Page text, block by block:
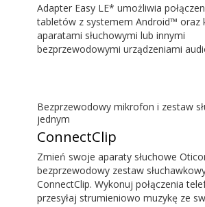
Adapter Easy LE* umożliwia
tabletów z systemem Android™ oraz
aparatami słuchowymi lub innymi
bezprzewodowymi urządzeniami
prowadzić rozmowy telefoniczne i
angażowania rąk. Upewnij się, czy
korzystać z adaptera Easy LE – Twoje
słuchowe lub inne bezprzewodowe
audio muszą obsługiwać standard LE
Adapter nie będzie działać z
tabletów z gniazdem jack 3.5 mm,
producentów decyduje się na
Bezprzewodowy mikrofon i zestaw
jednym
ConnectClip
Zmień swoje aparaty słuchowe
bezprzewodowy zestaw
ConnectClip. Wykonuj połączenia
przesyłaj strumieniowo muzykę ze